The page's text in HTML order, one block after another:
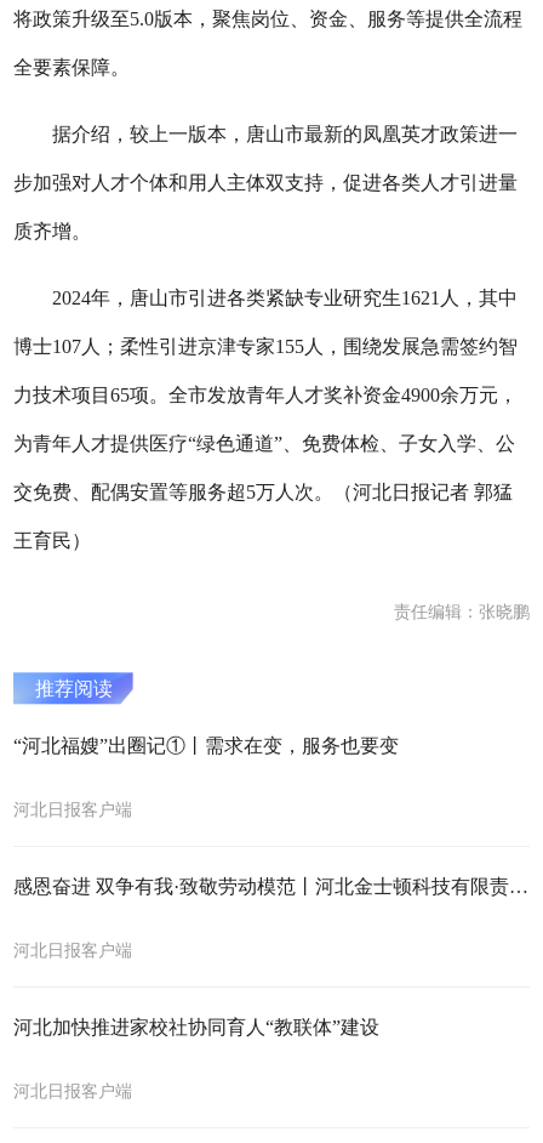
将政策升级至5.0版本，聚焦岗位、资金、服务等提供全流程
全要素保障。
据介绍，较上一版本，唐山市最新的凤凰英才政策进一
步加强对人才个体和用人主体双支持，促进各类人才引进量
质齐增。
2024年，唐山市引进各类紧缺专业研究生1621人，其中
博士107人；柔性引进京津专家155人，围绕发展急需签约智
力技术项目65项。全市发放青年人才奖补资金4900余万元，
为青年人才提供医疗“绿色通道”、免费体检、子女入学、公
交免费、配偶安置等服务超5万人次。（河北日报记者 郭猛
王育民）
责任编辑：张晓鹏
推荐阅读
“河北福嫂”出圈记①丨需求在变，服务也要变
河北日报客户端
感恩奋进 双争有我·致敬劳动模范丨河北金士顿科技有限责任公司总工程师何波：十年磨一剑，破译机械“心脏”密码
河北日报客户端
河北加快推进家校社协同育人“教联体”建设
河北日报客户端